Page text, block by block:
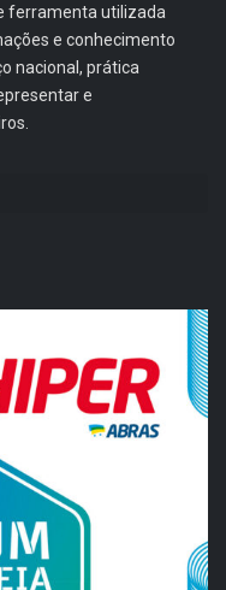
ferramenta utilizada
e conhecimento
nacional, prática
e